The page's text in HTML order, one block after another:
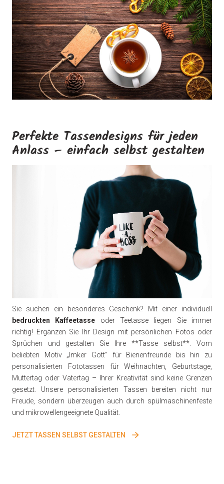
Perfekte Tassendesigns für jeden
Anlass – einfach selbst gestalten
Sie suchen ein besonderes Geschenk? Mit einer individuell
bedruckten Kaffeetasse oder Teetasse liegen Sie immer
richtig! Ergänzen Sie Ihr Design mit persönlichen Fotos oder
Sprüchen und gestalten Sie Ihre **Tasse selbst**. Vom
beliebten Motiv „Imker Gott“ für Bienenfreunde bis hin zu
personalisierten Fototassen für Weihnachten, Geburtstage,
Muttertag oder Vatertag – Ihrer Kreativität sind keine Grenzen
gesetzt. Unsere personalisierten Tassen bereiten nicht nur
Freude, sondern überzeugen auch durch spülmaschinenfeste
und mikrowellengeeignete Qualität.
JETZT TASSEN SELBST GESTALTEN